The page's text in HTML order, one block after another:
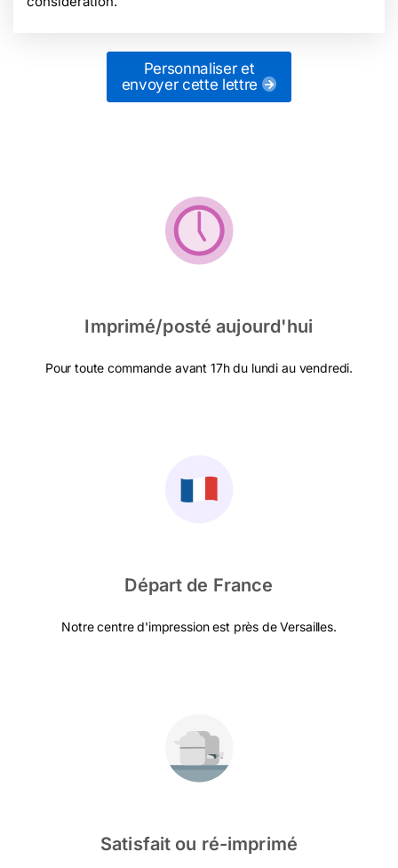
Personnaliser et
envoyer cette lettre
Imprimé/posté aujourd'hui
Pour toute commande avant 17h du lundi au vendredi.
Départ de France
Notre centre d'impression est près de Versailles.
Satisfait ou ré-imprimé